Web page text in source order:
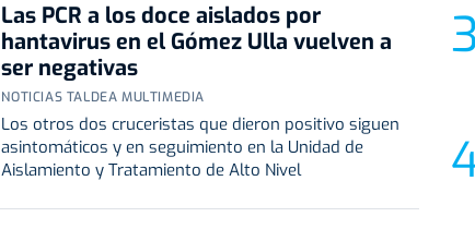
Las PCR a los doce aislados por
hantavirus en el Gómez Ulla vuelven a
ser negativas
NOTICIAS TALDEA MULTIMEDIA
Los otros dos cruceristas que dieron positivo siguen
asintomáticos y en seguimiento en la Unidad de
Aislamiento y Tratamiento de Alto Nivel